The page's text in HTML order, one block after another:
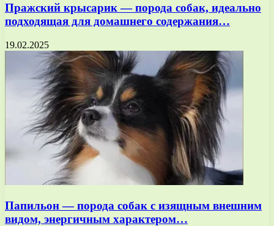
Пражский крысарик — порода собак, идеально
подходящая для домашнего содержания…
19.02.2025
Папильон — порода собак с изящным внешним
видом, энергичным характером…